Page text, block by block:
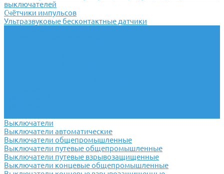
выключателей
Счётчики импульсов
Ультразвуковые бесконтактные датчики
Выключатели
Выключатели автоматические
Выключатели общепромышленные
Выключатели путевые общепромышленные
Выключатели путевые взрывозащищенные
Выключатели концевые общепромышленные